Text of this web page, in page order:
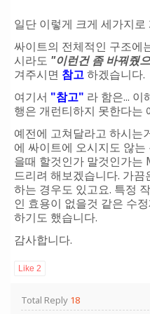
일단 이렇게 크게 세가지
싸이트의 전체적인 구조에
시라도 "이런건 좀 바꿔줬
겨주시면 참고하겠습니다.
여기서 "참고" 라 함은... 이
행은 개런티하지 못한다는
예전에 고쳐달라고 하시는
에 싸이트에 오시지도 않
을때 할것인가 말것인가는
드리려 해보겠습니다. 가
하는 경우도 있고요. 특정
인 효용이 없을것 같은 수
하기도 했습니다.
감사합니다.
Like 2
Total Reply 18